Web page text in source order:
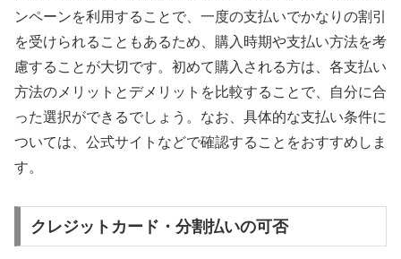
ンペーンを利用することで、一度の支払いでかなりの割引
を受けられることもあるため、購入時期や支払い方法を考
慮することが大切です。初めて購入される方は、各支払い
方法のメリットとデメリットを比較することで、自分に合
った選択ができるでしょう。なお、具体的な支払い条件に
ついては、公式サイトなどで確認することをおすすめしま
す。
クレジットカード・分割払いの可否